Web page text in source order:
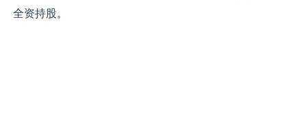
全资持股。